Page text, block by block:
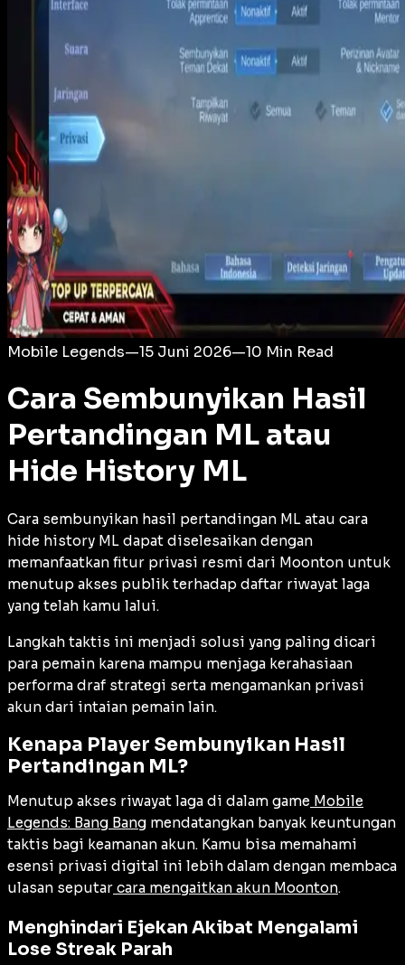
Login
Mobile Legends—15 Juni 2026—10 Min Read
Cara Sembunyikan Hasil
Pertandingan ML atau
Hide History ML
Cara sembunyikan hasil pertandingan ML atau cara
hide history ML dapat diselesaikan dengan
memanfaatkan fitur privasi resmi dari Moonton untuk
menutup akses publik terhadap daftar riwayat laga
yang telah kamu lalui.
Langkah taktis ini menjadi solusi yang paling dicari
para pemain karena mampu menjaga kerahasiaan
performa draf strategi serta mengamankan privasi
akun dari intaian pemain lain.
Kenapa Player Sembunyikan Hasil
Pertandingan ML?
Menutup akses riwayat laga di dalam game Mobile
Legends: Bang Bang mendatangkan banyak keuntungan
taktis bagi keamanan akun. Kamu bisa memahami
esensi privasi digital ini lebih dalam dengan membaca
ulasan seputar cara mengaitkan akun Moonton.
Menghindari Ejekan Akibat Mengalami
Lose Streak Parah